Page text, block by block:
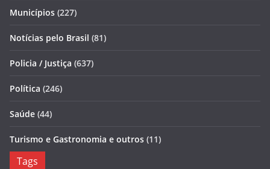
Municípios (227)
Notícias pelo Brasil (81)
Policia / Justiça (637)
Política (246)
Saúde (44)
Turismo e Gastronomia e outros (11)
Tags